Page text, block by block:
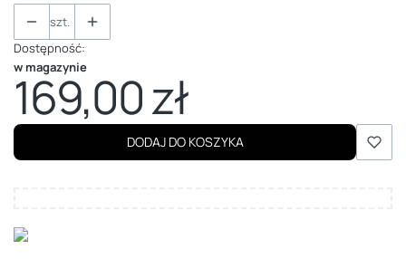
szt.
Dostępność:
w magazynie
Cena
169,00 zł
DODAJ DO KOSZYKA